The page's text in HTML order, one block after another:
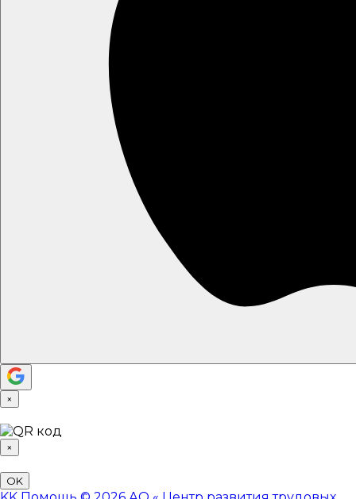
×
×
OK